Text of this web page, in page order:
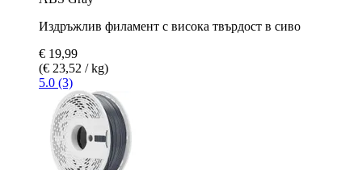
Издръжлив филамент с висока твърдост в сиво
€ 19,99
(€ 23,52 / kg)
5.0 (3)